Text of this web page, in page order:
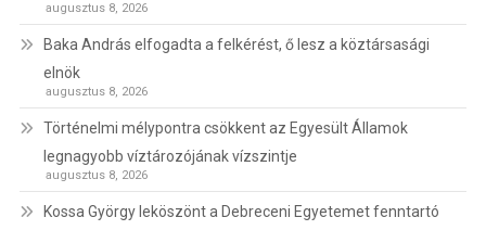
augusztus 8, 2026
Baka András elfogadta a felkérést, ő lesz a köztársasági
elnök
augusztus 8, 2026
Történelmi mélypontra csökkent az Egyesült Államok
legnagyobb víztározójának vízszintje
augusztus 8, 2026
Kossa György leköszönt a Debreceni Egyetemet fenntartó